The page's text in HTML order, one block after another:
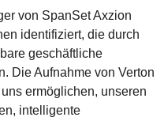
von SpanSet Axzion
identifiziert, die durch
geschäftliche
Die Aufnahme von Verton
ermöglichen, unseren
intelligente